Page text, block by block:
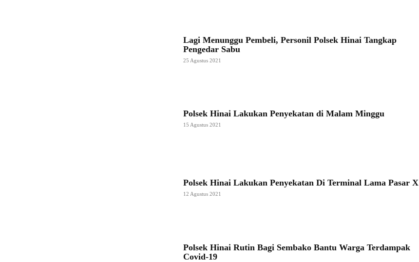
Lagi Menunggu Pembeli, Personil Polsek Hinai Tangkap
Pengedar Sabu
25 Agustus 2021
Polsek Hinai Lakukan Penyekatan di Malam Minggu
15 Agustus 2021
Polsek Hinai Lakukan Penyekatan Di Terminal Lama Pasar X
12 Agustus 2021
Polsek Hinai Rutin Bagi Sembako Bantu Warga Terdampak
Covid-19